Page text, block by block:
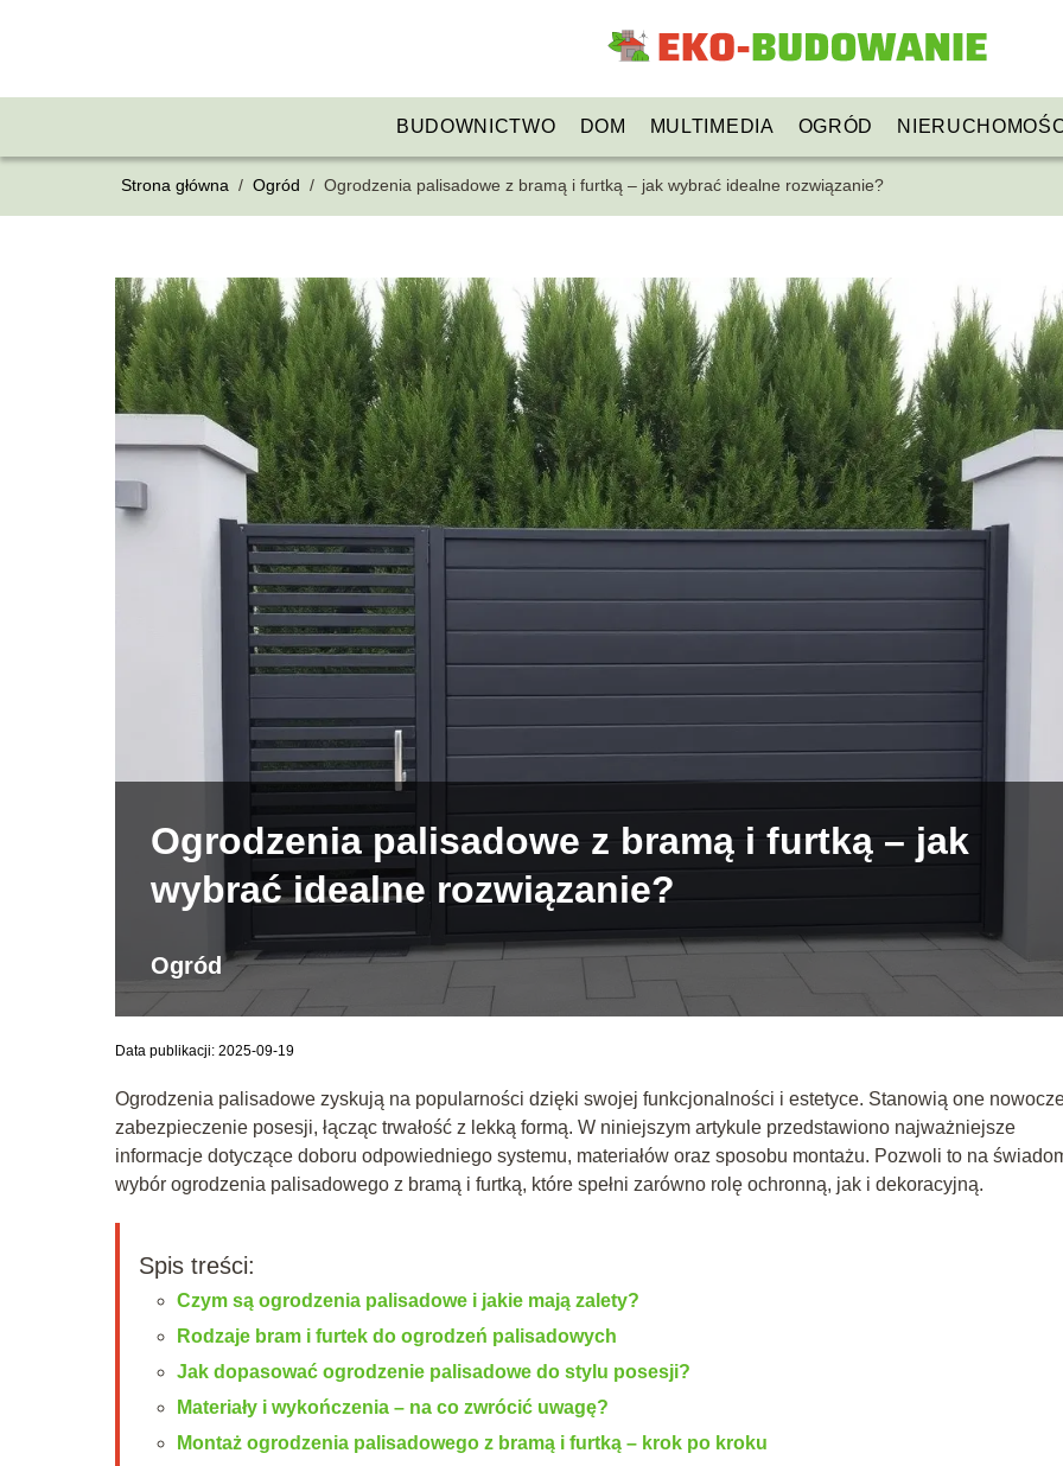
BUDOWNICTWO DOM MULTIMEDIA OGRÓD
Strona główna / Ogród / Ogrodzenia palisadowe z bramą i furtką – jak wybrać idealne rozwiązanie?
Ogrodzenia palisadowe z bramą i furtką – jak
wybrać idealne rozwiązanie?
Ogród
Data publikacji: 2025-09-19
Ogrodzenia palisadowe zyskują na popularności dzięki swojej funkcjonalności i estetyce. Stanowią one
zabezpieczenie posesji, łącząc trwałość z lekką formą. W niniejszym artykule przedstawiono najważniejsze
informacje dotyczące doboru odpowiedniego systemu, materiałów oraz sposobu montażu. Pozwoli to na
wybór ogrodzenia palisadowego z bramą i furtką, które spełni zarówno rolę ochronną, jak i dekoracyjną.
Spis treści:
Czym są ogrodzenia palisadowe i jakie mają zalety?
Rodzaje bram i furtek do ogrodzeń palisadowych
Jak dopasować ogrodzenie palisadowe do stylu posesji?
Materiały i wykończenia – na co zwrócić uwagę?
Montaż ogrodzenia palisadowego z bramą i furtką – krok po kroku